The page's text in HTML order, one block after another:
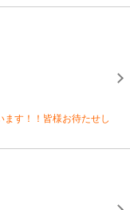
す！！皆様お待たせし